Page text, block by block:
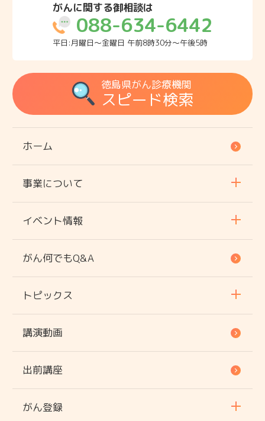
がんに関する御相談は
088-634-6442
平日:月曜日～金曜日 午前8時30分～午後5時
徳島県がん診療機関
スピード検索
ホーム
事業について
イベント情報
がん何でもQ&A
トピックス
講演動画
出前講座
がん登録